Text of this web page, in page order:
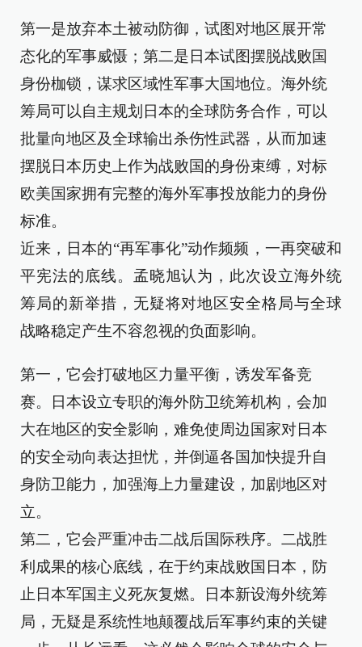
第一是放弃本土被动防御，试图对地区展开常
态化的军事威慑；第二是日本试图摆脱战败国
身份枷锁，谋求区域性军事大国地位。海外统
筹局可以自主规划日本的全球防务合作，可以
批量向地区及全球输出杀伤性武器，从而加速
摆脱日本历史上作为战败国的身份束缚，对标
欧美国家拥有完整的海外军事投放能力的身份
标准。
近来，日本的“再军事化”动作频频，一再突破和
平宪法的底线。孟晓旭认为，此次设立海外统
筹局的新举措，无疑将对地区安全格局与全球
战略稳定产生不容忽视的负面影响。
第一，它会打破地区力量平衡，诱发军备竞
赛。日本设立专职的海外防卫统筹机构，会加
大在地区的安全影响，难免使周边国家对日本
的安全动向表达担忧，并倒逼各国加快提升自
身防卫能力，加强海上力量建设，加剧地区对
立。
第二，它会严重冲击二战后国际秩序。二战胜
利成果的核心底线，在于约束战败国日本，防
止日本军国主义死灰复燃。日本新设海外统筹
局，无疑是系统性地颠覆战后军事约束的关键